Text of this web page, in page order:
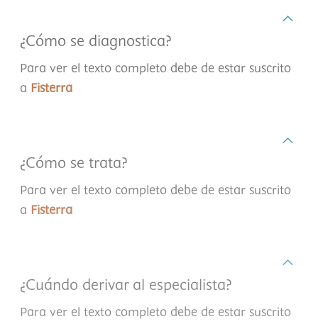
¿Cómo se diagnostica?
Para ver el texto completo debe de estar suscrito
a Fisterra
¿Cómo se trata?
Para ver el texto completo debe de estar suscrito
a Fisterra
¿Cuándo derivar al especialista?
Para ver el texto completo debe de estar suscrito